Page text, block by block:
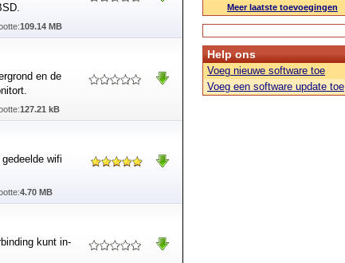
109.14 MB
en de
127.21 kB
wifi
4.70 MB
kunt in-
Meer laatste toevoegingen
Help ons
Voeg nieuwe software toe
Voeg een software update toe